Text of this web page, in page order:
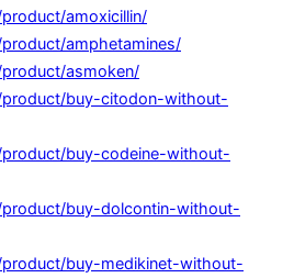
amoxicillin/
amphetamines/
asmoken/
buy-citodon-without-
buy-codeine-without-
buy-dolcontin-without-
buy-medikinet-without-